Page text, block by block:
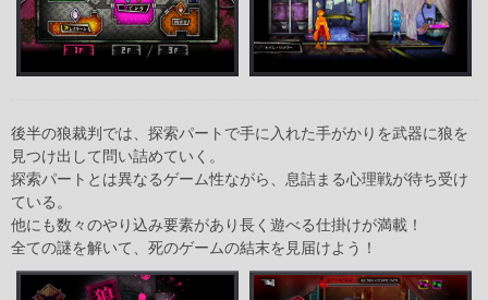
後半の狼裁判では、探索パートで手に入れた手がかりを武器に狼を
見つけ出して問い詰めていく。
探索パートとは異なるゲーム性ながら、息詰まる心理戦が待ち受け
ている。
他にも数々のやり込み要素があり長く遊べる仕掛けが満載！
全ての謎を解いて、死のゲームの結末を見届けよう！